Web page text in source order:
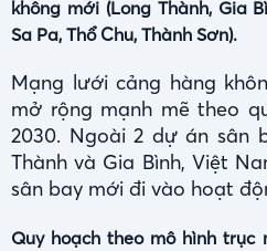
không mới (Long Thành, Gia
Sa Pa, Thổ Chu, Thành Sơn).
Mạng lưới cảng hàng
mở rộng mạnh mẽ theo
2030. Ngoài 2 dự án sân
Thành và Gia Bình, Việt
sân bay mới đi vào hoạt
Quy hoạch theo mô hình